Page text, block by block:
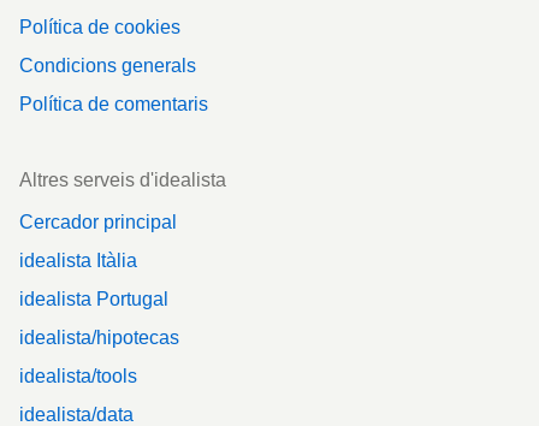
Política de cookies
Condicions generals
Política de comentaris
Altres serveis d'idealista
Cercador principal
idealista Itàlia
idealista Portugal
idealista/hipotecas
idealista/tools
idealista/data